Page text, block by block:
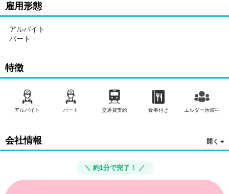
雇用形態
アルバイト
パート
特徴
アルバイト パート 交通費支給 食事付き エルダー活躍中
会社情報
＼ 約1分で完了！ ／